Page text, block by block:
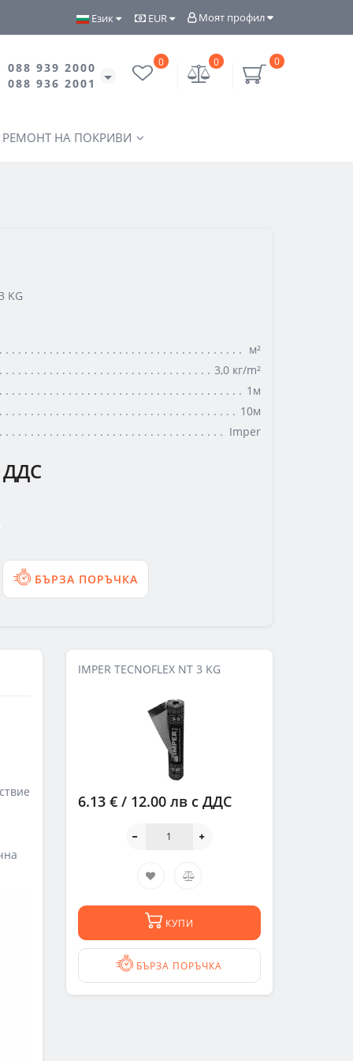
Моят профил
EUR
Език
088 939 2000
088 936 2001
0
0
0
РЕМОНТ НА ПОКРИВИ
KG
м²
3,0 кг/m²
1м
10м
Imper
ДДС
БЪРЗА ПОРЪЧКА
IMPER TECNOFLEX NT 3 KG
6.13 € / 12.00 лвс ДДС
КУПИ
БЪРЗА ПОРЪЧКА